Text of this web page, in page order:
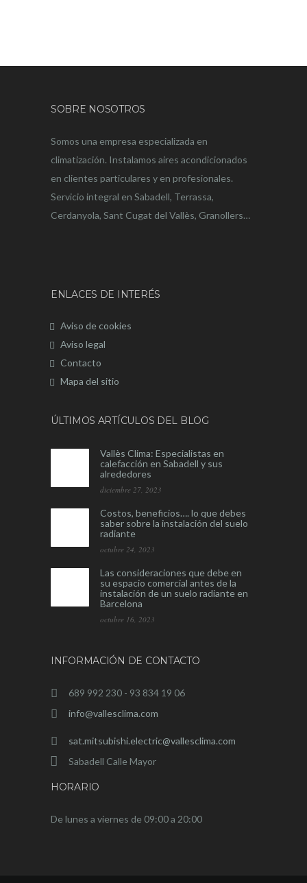
SOBRE NOSOTROS
Somos una empresa especializada en
climatización. Instalamos aires acondicionados
en clientes particulares y en profesionales.
Servicio integral en Sabadell, Terrassa,
Cerdanyola, Sant Cugat del Vallès, Granollers…
ENLACES DE INTERÉS
Aviso de cookies
Aviso legal
Contacto
Mapa del sitio
ÚLTIMOS ARTÍCULOS DEL BLOG
Vallès Clima: Especialistas en
calefacción en Sabadell y sus
alrededores
diciembre 27, 2023
Costos, beneficios…. lo que debes
saber sobre la instalación del suelo
radiante
octubre 24, 2023
Las consideraciones que debe en
su espacio comercial antes de la
instalación de un suelo radiante en
Barcelona
octubre 16, 2023
INFORMACIÓN DE CONTACTO
689 992 230 - 93 834 19 06
info@vallesclima.com
sat.mitsubishi.electric@vallesclima.com
Sabadell Calle Mayor
HORARIO
De lunes a viernes de 09:00 a 20:00